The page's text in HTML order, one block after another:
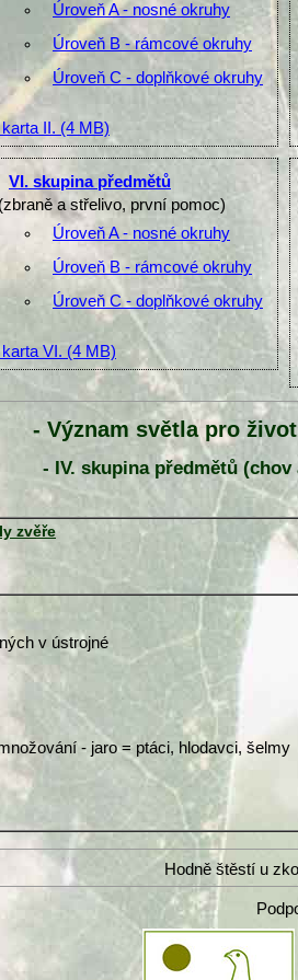
Úroveň A - nosné okruhy
Úroveň B - rámcové okruhy
Úroveň C - doplňkové okruhy
II. (4 MB)
VI. skupina předmětů
(zbraně a střelivo, první pomoc)
Úroveň A - nosné okruhy
Úroveň B - rámcové okruhy
Úroveň C - doplňkové okruhy
VI. (4 MB)
- Význam světla pro
- IV. skupina předmětů
zvěře
v ústrojné
- jaro = ptáci, hlodavci, šelmy
Hodně štěstí u